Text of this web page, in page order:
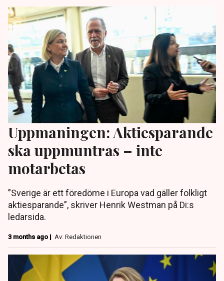
Uppmaningen: Aktiesparande
ska uppmuntras – inte
motarbetas
”Sverige är ett föredöme i Europa vad gäller folkligt
aktiesparande”, skriver Henrik Westman på Di:s
ledarsida.
3 months ago | Av: Redaktionen